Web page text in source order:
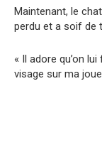
Maintenant, le
perdu et a soif de
« Il adore qu’on
visage sur ma